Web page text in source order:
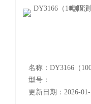
型号：
更新日期：2026-